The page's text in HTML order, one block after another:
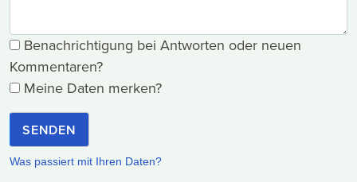
Benachrichtigung bei Antworten oder neuen
Kommentaren?
Meine Daten merken?
SENDEN
Was passiert mit Ihren Daten?